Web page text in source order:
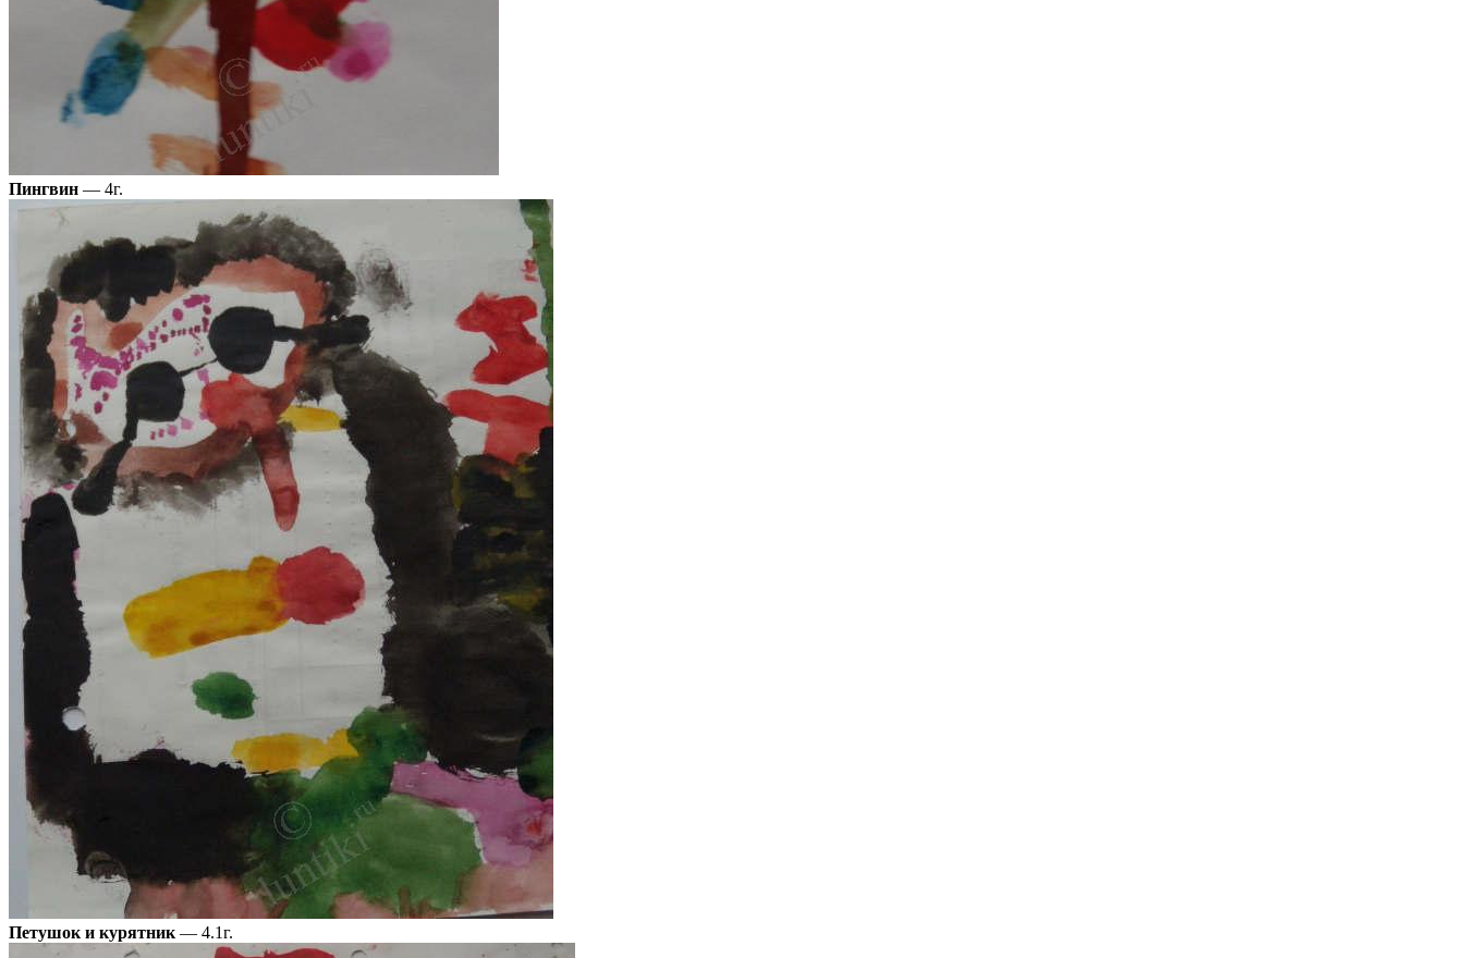
Пингвин — 4г.
Петушок и курятник — 4.1г.